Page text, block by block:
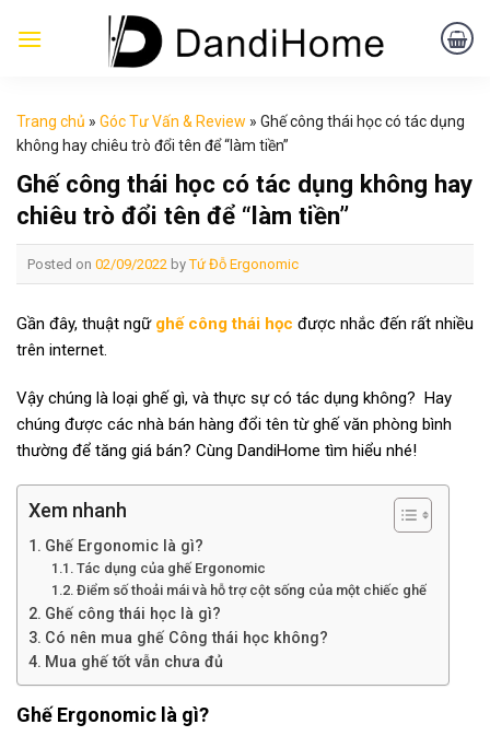
Trang chủ » Góc Tư Vấn & Review » Ghế công thái học có tác dụng
không hay chiêu trò đổi tên để “làm tiền”
Ghế công thái học có tác dụng không hay
chiêu trò đổi tên để “làm tiền”
Posted on 02/09/2022 byTứ Đỗ Ergonomic
Gần đây, thuật ngữ ghế công thái học được nhắc đến rất nhiều
trên internet.
Vậy chúng là loại ghế gì, và thực sự có tác dụng không? Hay
chúng được các nhà bán hàng đổi tên từ ghế văn phòng bình
thường để tăng giá bán? Cùng DandiHome tìm hiểu nhé!
Xem nhanh
Ghế Ergonomic là gì?
Tác dụng của ghế Ergonomic
Điểm số thoải mái và hỗ trợ cột sống của một chiếc ghế
Ghế công thái học là gì?
Có nên mua ghế Công thái học không?
Mua ghế tốt vẫn chưa đủ
Ghế Ergonomic là gì?